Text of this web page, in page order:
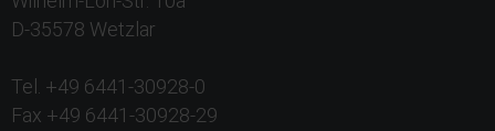
D-35578 Wetzlar
Tel. +49 6441-30928-0
Fax +49 6441-30928-29